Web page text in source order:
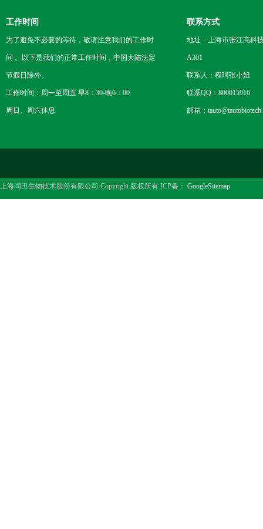
工作时间
为了避免不必要的等待，敬请注意我们的工作时
间 。以下是我们的正常工作时间，中国大陆法定
节假日除外。
工作时间：周一至周五 早8：30-晚6：00
周日、周六休息
联系方式
地址：上海市张江高科
A301
联系人：程珂张小姐
联系QQ：800015916
邮箱：
上海同田生物技术股份有限公司 Copyright 版权所有 ICP备： GoogleSitemap